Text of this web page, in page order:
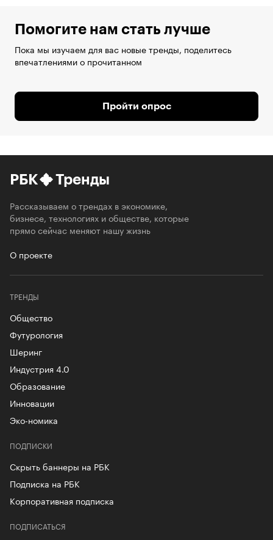
Помогите нам стать лучше
Пока мы изучаем для вас новые тренды, поделитесь
впечатлениями о прочитанном
Пройти опрос
РБК Тренды
Рассказываем о трендах в экономике,
бизнесе, технологиях и обществе, которые
прямо сейчас меняют нашу жизнь
О проекте
ТРЕНДЫ
Общество
Футурология
Шеринг
Индустрия 4.0
Образование
Инновации
Эко-номика
ПОДПИСКИ
Скрыть баннеры на РБК
Подписка на РБК
Корпоративная подписка
ПОДПИСАТЬСЯ